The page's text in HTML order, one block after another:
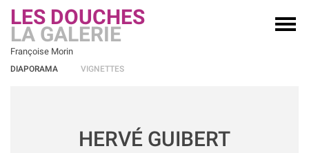
LES DOUCHES
LA GALERIE
Françoise Morin
DIAPORAMA VIGNETTES
HERVÉ GUIBERT